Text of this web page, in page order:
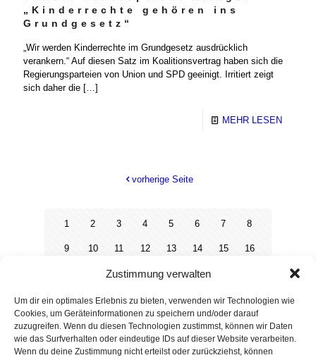
Zustimmung verwalten
Um dir ein optimales Erlebnis zu bieten, verwenden wir Technologien wie
Cookies, um Geräteinformationen zu speichern und/oder darauf
zuzugreifen. Wenn du diesen Technologien zustimmst, können wir Daten
wie das Surfverhalten oder eindeutige IDs auf dieser Website verarbeiten.
Wenn du deine Zustimmung nicht erteilst oder zurückziehst, können
„Kinderrechte gehören ins
Grundgesetz“
„Wir werden Kinderrechte im Grundgesetz ausdrücklich
verankern.“ Auf diesen Satz im Koalitionsvertrag haben sich die
Regierungsparteien von Union und SPD geeinigt. Irritiert zeigt
sich daher die […]
MEHR LESEN
vorherige Seite
1 2 3 4 5 6 7 8
9 10 11 12 13 14 15 16
19 20 21 22
25 26 27 28 29 30 31 32
33 34 35 36 37
nächste Seite